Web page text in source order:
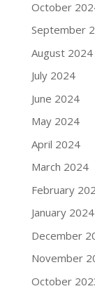
October
September
August 2024
July 2024
June 2024
May 2024
April 2024
March 2024
February
January 2024
December
November
October